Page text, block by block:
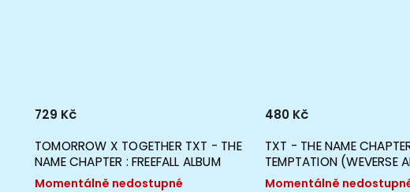
TOMORROW X TOGETHER TXT - THE
NAME CHAPTER : FREEFALL ALBUM
Momentálně nedostupné
729 Kč
TXT - THE NAME
TEMPTATION (WEVERSE
Momentálně
480 Kč